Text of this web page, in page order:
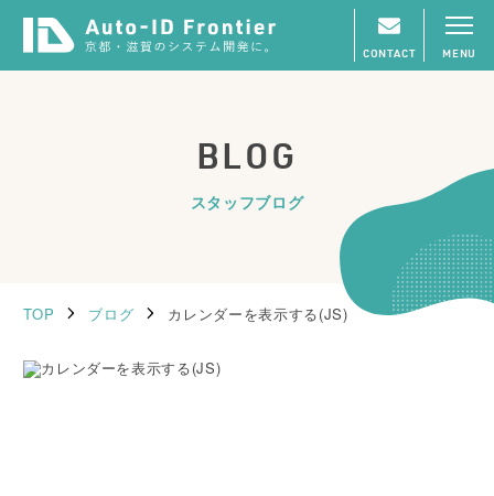
CONTACT MENU
BLOG
スタッフブログ
TOP ブログ カレンダーを表示する(JS)